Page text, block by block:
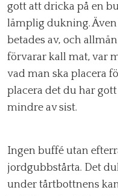
gott att dricka på en
lämplig dukning.
betades av, och
förvarar kall mat, var
vad man ska placera
placera det du har
mindre av sist.
Ingen buffé utan
jordgubbstårta. Det
under tårtbottnens